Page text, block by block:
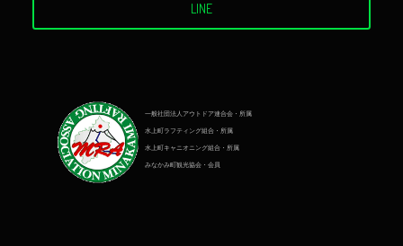
LINE
一般社団法人アウトドア連合会・所属
水上町ラフティング組合・所属
水上町キャニオニング組合・所属
みなかみ町観光協会・会員